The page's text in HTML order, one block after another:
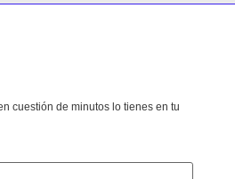
cuestión de minutos lo tienes en tu